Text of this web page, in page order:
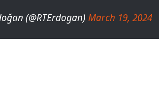
(@RTErdogan) March 19, 2024